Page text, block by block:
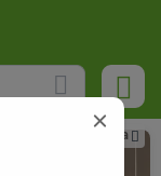
Реклама